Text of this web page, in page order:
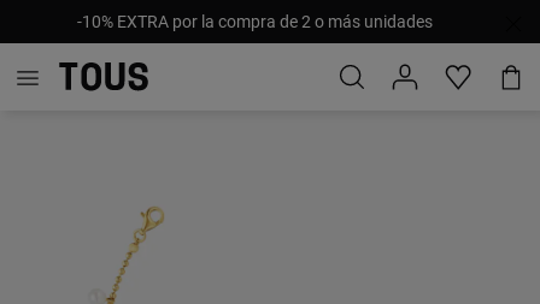
-10% EXTRA por la compra de 2 o más unidades